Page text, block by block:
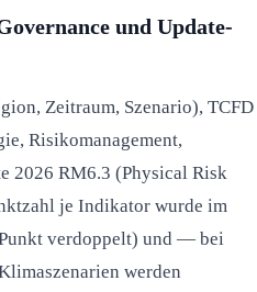
und Update-
Zeitraum, Szenario),
Risikomanagement,
2026 RM6.3 (Physical Risk
je Indikator wurde im
verdoppelt) und — bei
werden